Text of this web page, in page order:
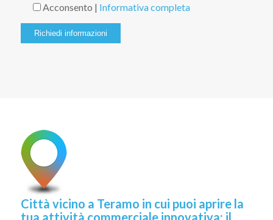
Acconsento | Informativa completa
Città vicino a Teramo in cui puoi aprire la